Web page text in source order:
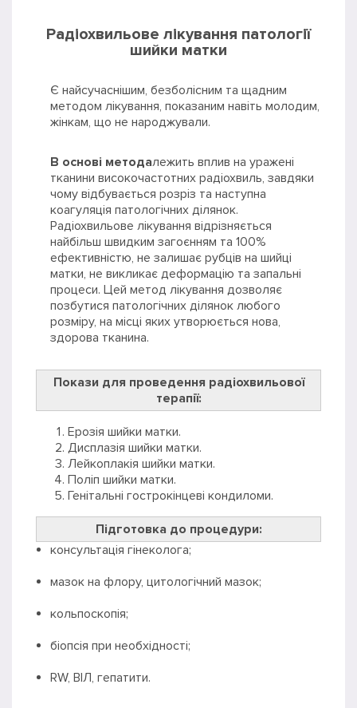
Радіохвильове лікування патології
шийки матки
Є найсучаснішим, безболісним та щадним
методом лікування, показаним навіть молодим,
жінкам, що не народжували.
В основі методалежить вплив на уражені
тканини високочастотних радіохвиль, завдяки
чому відбувається розріз та наступна
коагуляція патологічних ділянок.
Радіохвильове лікування відрізняється
найбільш швидким загоєнням та 100%
ефективністю, не залишає рубців на шийці
матки, не викликає деформацію та запальні
процеси. Цей метод лікування дозволяє
позбутися патологічних ділянок любого
розміру, на місці яких утворюється нова,
здорова тканина.
Покази для проведення радіохвильової
терапії:
Ерозія шийки матки.
Дисплазія шийки матки.
Лейкоплакія шийки матки.
Поліп шийки матки.
Генітальні гострокінцеві кондиломи.
Підготовка до процедури:
консультація гінеколога;
мазок на флору, цитологічний мазок;
кольпоскопія;
біопсія при необхідності;
RW, ВІЛ, гепатити.